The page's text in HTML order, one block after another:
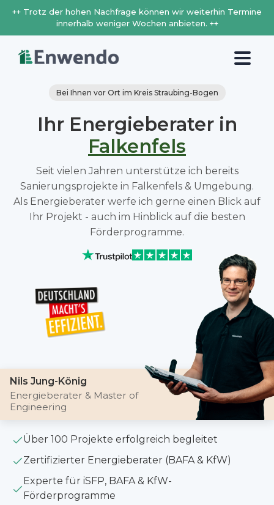
++ Trotz der hohen Nachfrage können wir weiterhin Termine
innerhalb weniger Wochen anbieten. ++
Bei Ihnen vor Ort im Kreis Straubing-Bogen
Ihr Energieberater in
Falkenfels
Seit vielen Jahren unterstütze ich bereits
Sanierungsprojekte in Falkenfels & Umgebung.
Als Energieberater werfe ich gerne einen Blick auf
Ihr Projekt - auch im Hinblick auf die besten
Förderprogramme.
Nils Jung-König
Energieberater & Master of
Engineering
Über 100 Projekte erfolgreich begleitet
Zertifizierter Energieberater (BAFA & KfW)
Experte für iSFP, BAFA & KfW-
Förderprogramme